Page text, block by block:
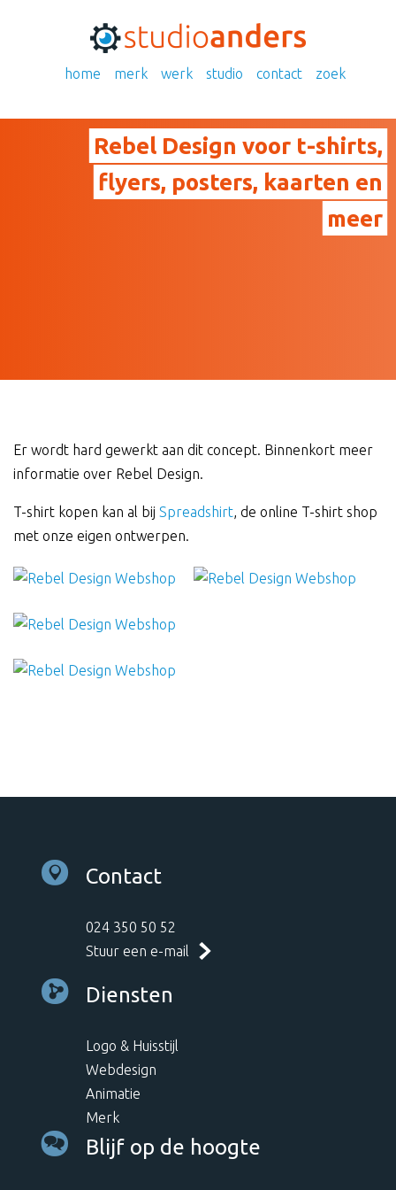
home merk werk studio contact zoek
Rebel Design voor t-shirts,
flyers, posters, kaarten en
meer
Er wordt hard gewerkt aan dit concept. Binnenkort meer
informatie over Rebel Design.
T-shirt kopen kan al bij Spreadshirt, de online T-shirt shop
met onze eigen ontwerpen.
Contact
024 350 50 52
Stuur een e-mail
Diensten
Logo & Huisstijl
Webdesign
Animatie
Merk
Blijf op de hoogte